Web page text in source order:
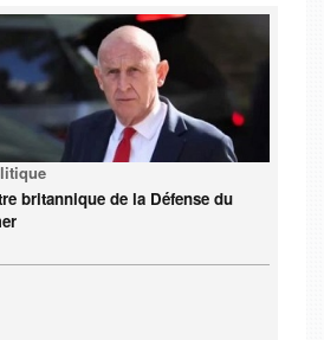
britannique de la Défense du